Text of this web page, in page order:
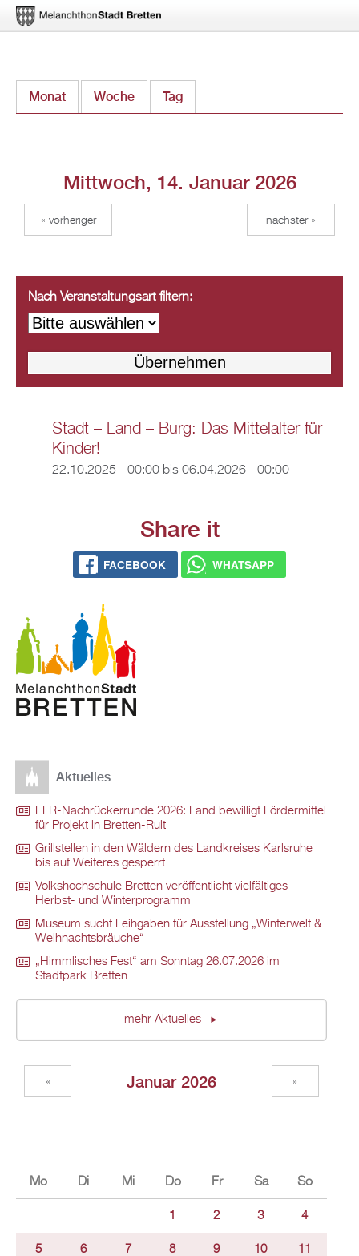
zum
Monat Woche Tag
Mittwoch, 14. Januar 2026
« vorheriger nächster »
Nach Veranstaltungsart filtern:
Stadt – Land – Burg: Das Mittelalter für
Kinder!
22.10.2025 - 00:00bis 06.04.2026 - 00:00
Share it
FACEBOOK WHATSAPP
Aktuelles
ELR-Nachrückerrunde 2026: Land bewilligt Fördermittel
für Projekt in Bretten-Ruit
Grillstellen in den Wäldern des Landkreises Karlsruhe
bis auf Weiteres gesperrt
Volkshochschule Bretten veröffentlicht vielfältiges
Herbst- und Winterprogramm
Museum sucht Leihgaben für Ausstellung „Winterwelt &
Weihnachtsbräuche“
„Himmlisches Fest“ am Sonntag 26.07.2026 im
Stadtpark Bretten
mehr Aktuelles
Januar 2026
« »
Mo Di Mi Do Fr Sa So
1 2 3 4
5 6 7 8 9 10 11